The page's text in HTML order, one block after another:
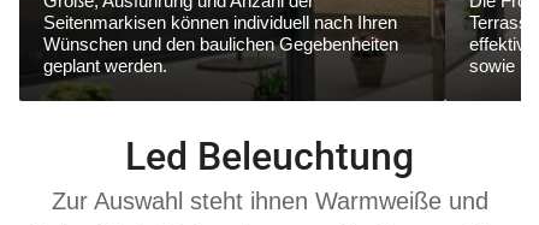
Seitenmarkisen können individuell nach Ihren
Wünschen und den baulichen Gegebenheiten
geplant werden.
sowie
Led Beleuchtung
Zur Auswahl steht ihnen Warmweiße und